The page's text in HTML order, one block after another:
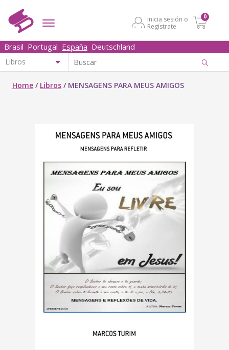
Inicia sesión o
Regístrate
0
Brasil Portugal España Deutschland
Home / Libros / MENSAGENS PARA MEUS AMIGOS